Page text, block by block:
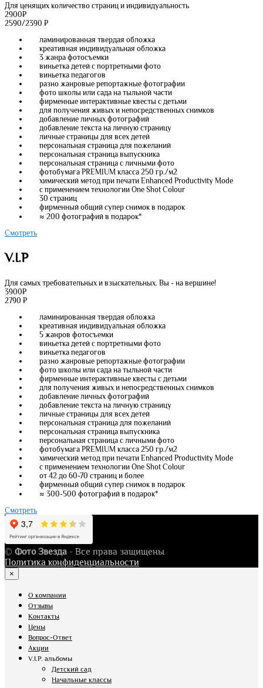
Для ценящих количество страниц и индивидуальность
2900₽
2590/2390 ₽
ламинированная твердая обложка
креативная индивидуальная обложка
3 жанра фотосъемки
виньетка детей с портретными фото
виньетка педагогов
разно жанровые репортажные фотографии
фото школы или сада на тыльной части
фирменные интерактивные квесты с детьми
для получения живых и непосредственных снимков
добавление личных фотографий
добавление текста на личную страницу
личные страницы для всех детей
персональная страница для пожеланий
персональная страница выпускника
персональная страница с личными фото
фотобумага PREMIUM класса 250 гр./м2
химический метод при печати Enhanced Productivity Mode
с применением технологии One Shot Colour
30 страниц
фирменный общий супер снимок в подарок
≈ 200 фотографий в подарок*
Смотреть
V.I.P
Для самых требовательных и взыскательных. Вы - на вершине!
3900₽
2790 ₽
ламинированная твердая обложка
креативная индивидуальная обложка
5 жанров фотосъемки
виньетка детей с портретными фото
виньетка педагогов
разно жанровые репортажные фотографии
фото школы или сада на тыльной части
фирменные интерактивные квесты с детьми
для получения живых и непосредственных снимков
добавление личных фотографий
добавление текста на личную страницу
личные страницы для всех детей
персональная страница для пожеланий
персональная страница выпускника
персональная страница с личными фото
фотобумага PREMIUM класса 250 гр./м2
химический метод при печати Enhanced Productivity Mode
с применением технологии One Shot Colour
от 42 до 60-70 страниц и более
фирменный общий супер снимок в подарок
≈ 300-500 фотографий в подарок*
Смотреть
© Фото Звезда - Все права защищены
Политика конфиденциальности
×
О компании
Отзывы
Контакты
Цены
Вопрос-Ответ
Акции
V.I.P. альбомы
Детский сад
Начальные классы